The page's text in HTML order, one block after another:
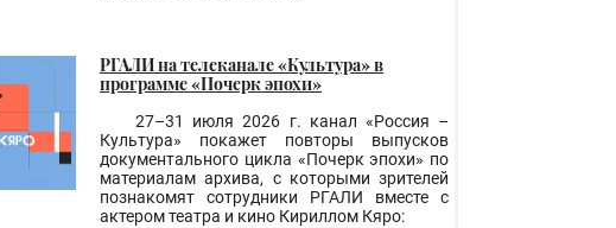
РГАЛИ на телеканале «Культура» в
программе «Почерк эпохи»
27–31 июля 2026 г. канал «Россия –
Культура» покажет повторы выпусков
документального цикла «Почерк эпохи» по
материалам архива, с которыми зрителей
познакомят сотрудники РГАЛИ вместе с
актером театра и кино Кириллом Кяро: